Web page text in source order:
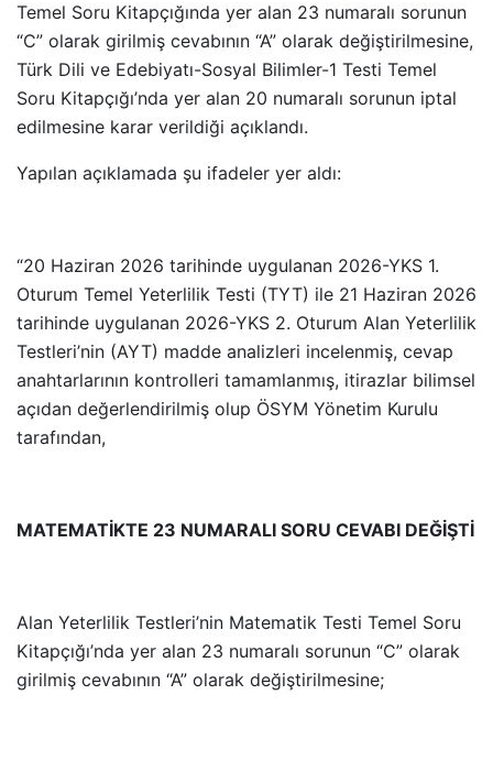
Temel Soru Kitapçığında yer alan 23 numaralı sorunun
“C” olarak girilmiş cevabının “A” olarak değiştirilmesine,
Türk Dili ve Edebiyatı-Sosyal Bilimler-1 Testi Temel
Soru Kitapçığı’nda yer alan 20 numaralı sorunun iptal
edilmesine karar verildiği açıklandı.
Yapılan açıklamada şu ifadeler yer aldı:
“20 Haziran 2026 tarihinde uygulanan 2026-YKS 1.
Oturum Temel Yeterlilik Testi (TYT) ile 21 Haziran 2026
tarihinde uygulanan 2026-YKS 2. Oturum Alan Yeterlilik
Testleri’nin (AYT) madde analizleri incelenmiş, cevap
anahtarlarının kontrolleri tamamlanmış, itirazlar bilimsel
açıdan değerlendirilmiş olup ÖSYM Yönetim Kurulu
tarafından,
MATEMATİKTE 23 NUMARALI SORU CEVABI DEĞİŞTİ
Alan Yeterlilik Testleri’nin Matematik Testi Temel Soru
Kitapçığı’nda yer alan 23 numaralı sorunun “C” olarak
girilmiş cevabının “A” olarak değiştirilmesine;